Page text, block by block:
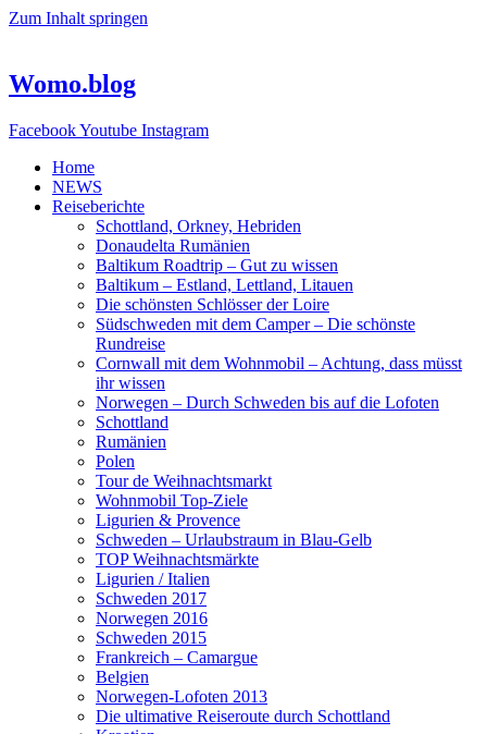
Zum Inhalt springen
Womo.blog
FacebookYoutube Instagram
Home
NEWS
Reiseberichte
Schottland, Orkney, Hebriden
Donaudelta Rumänien
Baltikum Roadtrip – Gut zu wissen
Baltikum – Estland, Lettland, Litauen
Die schönsten Schlösser der Loire
Südschweden mit dem Camper – Die schönste
Rundreise
Cornwall mit dem Wohnmobil – Achtung, dass müsst
ihr wissen
Norwegen – Durch Schweden bis auf die Lofoten
Schottland
Rumänien
Polen
Tour de Weihnachtsmarkt
Wohnmobil Top-Ziele
Ligurien & Provence
Schweden – Urlaubstraum in Blau-Gelb
TOP Weihnachtsmärkte
Ligurien / Italien
Schweden 2017
Norwegen 2016
Schweden 2015
Frankreich – Camargue
Belgien
Norwegen-Lofoten 2013
Die ultimative Reiseroute durch Schottland